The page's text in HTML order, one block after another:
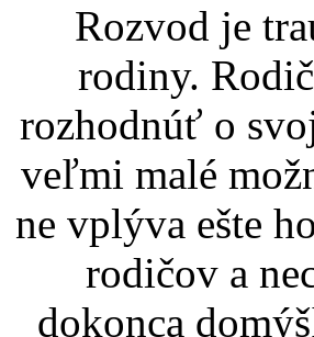
Rozvod je
rodiny.
rozhodnúť o
veľmi malé
ne vplýva ešte
rodičov a
dokonca